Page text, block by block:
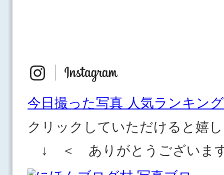
今日撮った写真 人気ランキング
クリックしていただけると嬉
↓ ＜ ありがとうございま